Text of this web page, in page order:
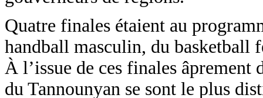
Quatre finales étaient au
handball masculin, du basketball
À l’issue de ces finales
du Tannounyan se sont le plus